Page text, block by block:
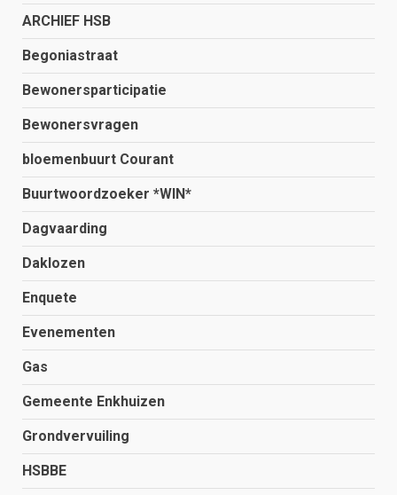
ARCHIEF HSB
Begoniastraat
Bewonersparticipatie
Bewonersvragen
bloemenbuurt Courant
Buurtwoordzoeker *WIN*
Dagvaarding
Daklozen
Enquete
Evenementen
Gas
Gemeente Enkhuizen
Grondvervuiling
HSBBE